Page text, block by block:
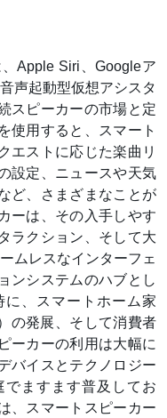
Apple Siri、Googleア
声起動型仮想アシスタ
スピーカーの市場と定
使用すると、スマート
エストに応じた楽曲リ
設定、ニュースや天気
ど、さまざまなことが
ーは、その入手しやす
ラクション、そして大
ムレスなインターフェ
ンシステムのハブとし
、スマートホーム家
の発展、そして消費者
ーカーの利用は大幅に
バイスとテクノロジー
ますます普及してお
、スマートスピーカー